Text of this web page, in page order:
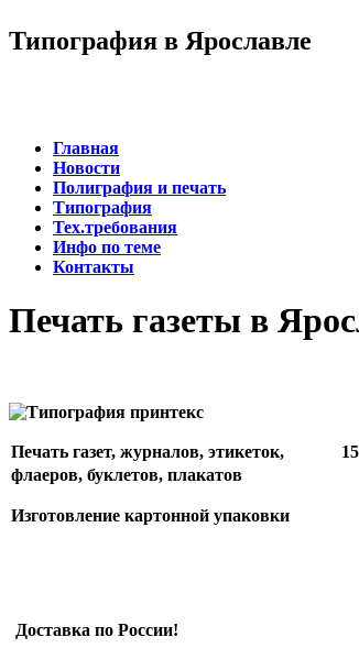
Типография в Ярославле
Главная
Новости
Полиграфия и печать
Типография
Тех.требования
Инфо по теме
Контакты
Печать газеты в
Печать газет, журналов, этикеток,
флаеров, буклетов, плакатов
Изготовление картонной упаковки
Доставка по России!